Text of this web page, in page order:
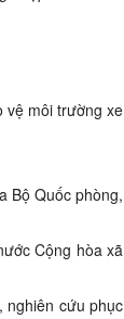
vệ môi trường xe
Bộ Quốc phòng,
Cộng hòa xã
nghiên cứu phục